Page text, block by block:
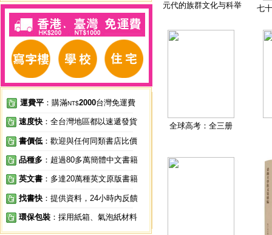
運費平 ：購滿NT$2000台灣免運費
速度快 ：全台灣地區都以速遞發貨
書價低 ：歡迎與任何同類書店比價
品種多 ：超過80多萬簡體中文書籍
英文書 ：多達20萬種英文原版書籍
找書快 ：提供資料，24小時內反饋
環保包裝 ：採用紙箱、氣泡紙材料
元代的族群文化与科举 七
全球高考：全三册